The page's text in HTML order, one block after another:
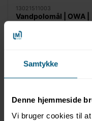
Samtykke
Denne hjemmeside
Vi bruger cookies til
13021511003
Vandpolomål | OWA |
Malmsten